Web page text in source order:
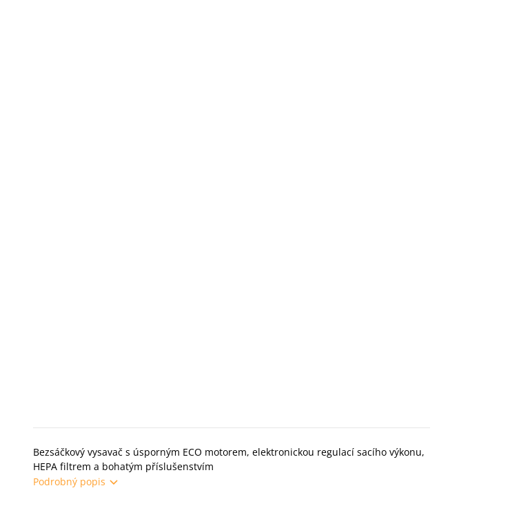
Bezsáčkový vysavač s úsporným ECO motorem, elektronickou regulací sacího výkonu,
HEPA filtrem a bohatým příslušenstvím
Podrobný popis